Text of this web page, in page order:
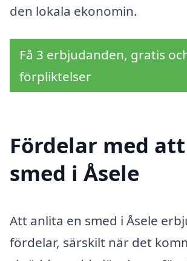
den lokala ekonomin.
Få 3 erbjudanden, gratis
förpliktelser
Fördelar med
smed i Åsele
Att anlita en smed i Åsele
fördelar, särskilt när det